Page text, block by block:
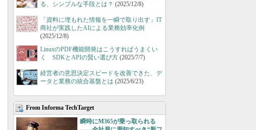
る、シンプルな手段とは？ (2025/12/8)
「資料に埋もれた情報を一瞬で取り出す」IT
商社が実践したAIによる業務効率化例
(2025/12/8)
LinuxのPDF機能開発はこうすればうまくい
く SDKとAPIの賢い選び方 (2025/7/7)
経営者の意思決定スピードを改善できた、デ
ータと業務の統合基盤とは (2025/6/23)
From Informa TechTarget
瞬時にM365が乗っ取られる